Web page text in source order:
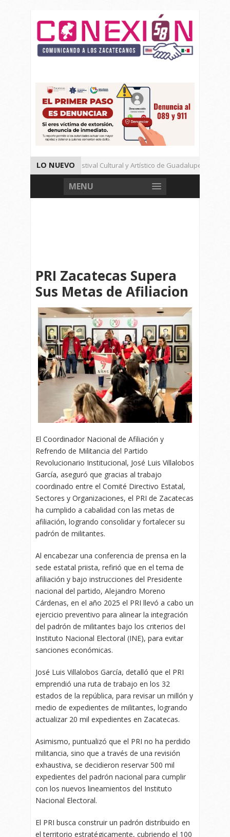
LO NUEVO
Un Cierre Exitoso Festival Cultural y Artístico de Guadalupe 2026
Llama Ulises Mejía a Cerrar Filas Con La Presidenta Sheinbaum
MENU
PRI Zacatecas Supera
Sus Metas de Afiliacion
El Coordinador Nacional de Afiliación y
Refrendo de Militancia del Partido
Revolucionario Institucional, José Luis Villalobos
García, aseguró que gracias al trabajo
coordinado entre el Comité Directivo Estatal,
Sectores y Organizaciones, el PRI de Zacatecas
ha cumplido a cabalidad con las metas de
afiliación, logrando consolidar y fortalecer su
padrón de militantes.
Al encabezar una conferencia de prensa en la
sede estatal priista, refirió que en el tema de
afiliación y bajo instrucciones del Presidente
nacional del partido, Alejandro Moreno
Cárdenas, en el año 2025 el PRI llevó a cabo un
ejercicio preventivo para alinear la integración
del padrón de militantes bajo los criterios deI
Instituto Nacional Electoral (INE), para evitar
sanciones económicas.
José Luis Villalobos García, detalló que el PRI
emprendió una ruta de trabajo en los 32
estados de la república, para revisar un millón y
medio de expedientes de militantes, logrando
actualizar 20 mil expedientes en Zacatecas.
Asimismo, puntualizó que el PRI no ha perdido
militancia, sino que a través de una revisión
exhaustiva, se decidieron reservar 500 mil
expedientes del padrón nacional para cumplir
con los nuevos lineamientos del Instituto
Nacional Electoral.
El PRI busca construir un padrón distribuido en
el territorio estratégicamente, cubriendo el 100